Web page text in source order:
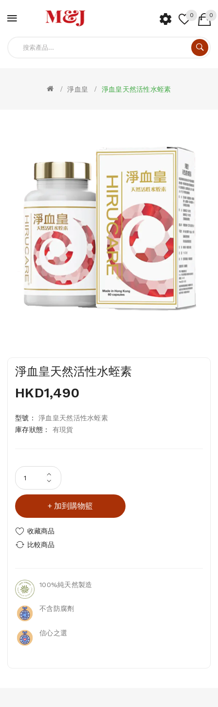
0 0
淨血皇 淨血皇天然活性水蛭素
淨血皇天然活性水蛭素
HKD1,490
型號：淨血皇天然活性水蛭素
庫存狀態： 有現貨
加到購物籃
收藏商品
比較商品
100%純天然製造
不含防腐劑
信心之選